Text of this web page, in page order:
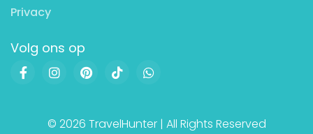
Privacy
Volg ons op
© 2026 TravelHunter | All Rights Reserved